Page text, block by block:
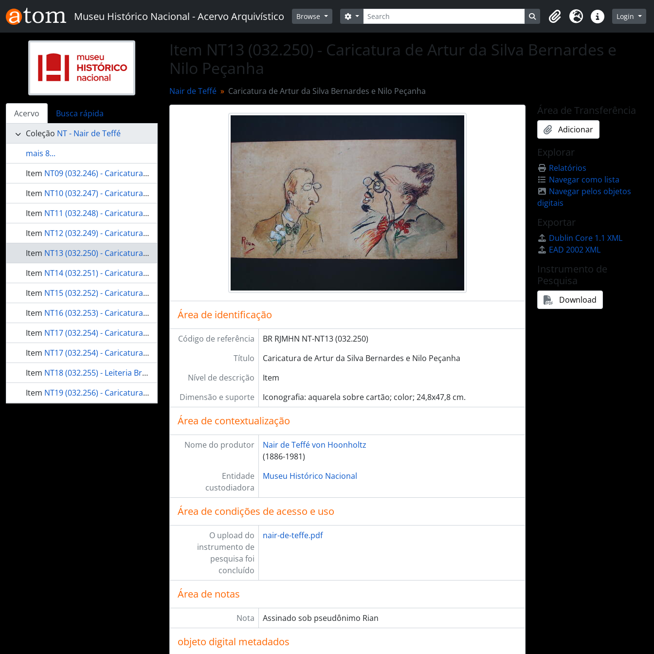
Skip to main content
Museu Histórico Nacional - Acervo Arquivístico Browse Buscar
Opções de busca Busque na página de navegação
Clipboard
Idioma Atalhos Login
Acervo
Busca rápida
Coleção NT - Nair de Teffé
mais 8...
Item NT09 (032.246) - Caricatura de Rui Barbosa
Item NT10 (032.247) - Caricatura do Presidente Jânio da Silva Quadros
Item NT11 (032.248) - Caricatura do Marechal Hermes Rodrigues da Fonseca alusiva à reorganização do Exército, efetuada quando Presidente da República
Item NT12 (032.249) - Caricatura de Washington Luís Pereira de Sousa, alusiva ao seu exílio de 1930
Item NT13 (032.250) - Caricatura de Artur da Silva Bernardes e Nilo Peçanha
Item NT14 (032.251) - Caricatura de garçons
Item NT15 (032.252) - Caricatura da atriz francesa Jeanne Bourgeois, dita Mistinguett
Item NT16 (032.253) - Caricatura de Jânio da Silva Quadros
Item NT17 (032.254) - Caricatura de José Gomes Pinheiro Machado
Item NT17 (032.254) - Caricatura de José Gomes Pinheiro Machado
Item NT18 (032.255) - Leiteria Brasil: tipos de Niterói
Item NT19 (032.256) - Caricatura de Marcos Carneiro de Mendonça e Ana Amélia Queirós Carneiro de Mendonça
Item NT13 (032.250) - Caricatura de Artur da Silva Bernardes e
Nilo Peçanha
Nair de Teffé Caricatura de Artur da Silva Bernardes e Nilo Peçanha
Área de identificação
Código de referência
BR RJMHN NT-NT13 (032.250)
Título
Caricatura de Artur da Silva Bernardes e Nilo Peçanha
Nível de descrição
Item
Dimensão e suporte
Iconografia: aquarela sobre cartão; color; 24,8x47,8 cm.
Área de contextualização
Nome do produtor
Nair de Teffé von Hoonholtz
(1886-1981)
Entidade
custodiadora
Museu Histórico Nacional
Área de condições de acesso e uso
O upload do
instrumento de
pesquisa foi
concluído
nair-de-teffe.pdf
Área de notas
Nota Assinado sob pseudônimo Rian
objeto digital metadados
Área de Transferência
Adicionar
Explorar
Relatórios
Navegar como lista
Navegar pelos objetos
digitais
Exportar
Dublin Core 1.1 XML
EAD 2002 XML
Instrumento de
Pesquisa
Download